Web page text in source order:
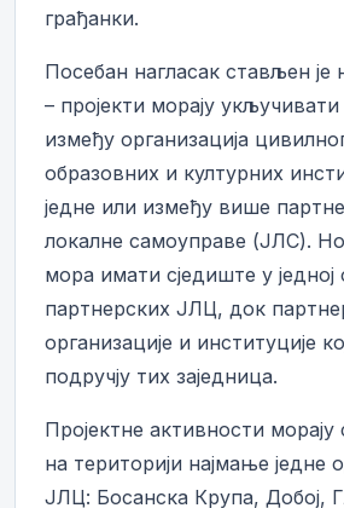
грађанки.
Посебан нагласак стављен је
– пројекти морају
између организација
образовних и културних
једне или између више
локалне самоуправе (ЈЛС).
мора имати сједиште у једној
партнерских ЈЛЦ, док
организације и институције
подручју тих заједница.
Пројектне активности морају
на територији најмање једне
ЈЛЦ: Босанска Крупа, Добој,